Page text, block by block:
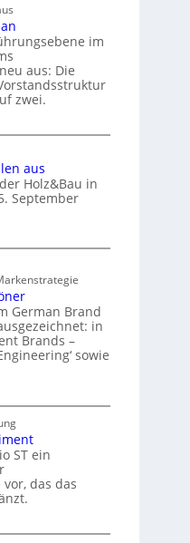
im
aus: Die
zwei.
aus
Holz&Bau in
September
German Brand
in
Brands –
sowie
ST ein
das das